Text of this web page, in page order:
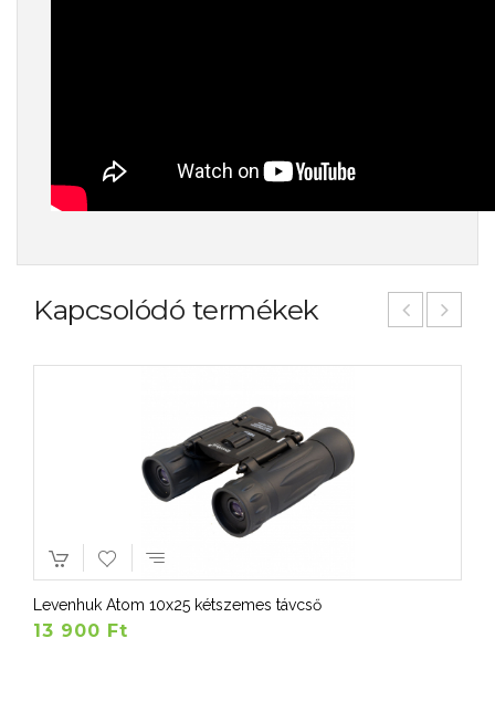
Kapcsolódó termékek
Levenhuk Atom 10x25 kétszemes távcső
13 900 Ft